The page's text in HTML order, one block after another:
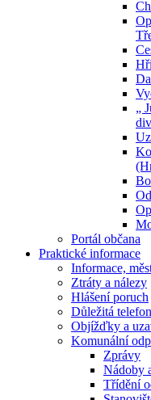
„
Portál občana
Praktické informace
Informace,
Ztráty a nálezy
Hlášení poruch
Důležitá
Objížďky a
Komunální
Zprávy
Nádoby
Třídění